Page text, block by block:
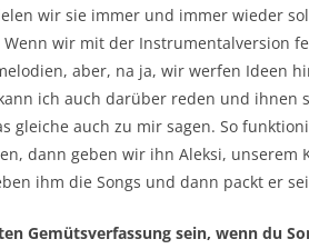
wir sie immer und immer wieder
wir mit der Instrumentalversion
aber, na ja, wir werfen Ideen
ich auch darüber reden und ihnen
gleiche auch zu mir sagen. So
dann geben wir ihn Aleksi, unserem
ihm die Songs und dann packt er
Gemütsverfassung sein, wenn du